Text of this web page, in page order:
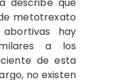
metotrexato
hay
a los
de esta
no existen